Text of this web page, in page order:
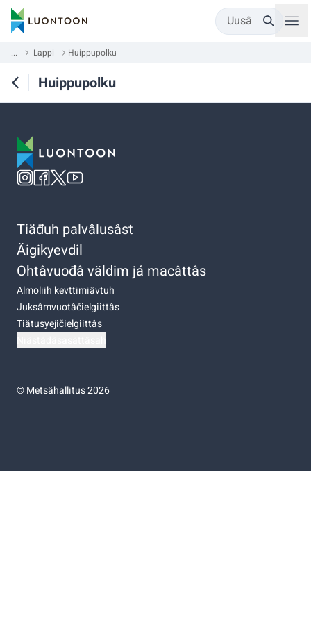
Uusâ
... Lappi Huippupolku
Huippupolku
Tiäđuh palvâlusâst
Äigikyevdil
Ohtâvuođâ väldim já macâttâs
Almoliih kevttimiävtuh
Juksâmvuotâčielgiittâs
Tiätusyejičielgiittâs
©Metsähallitus 2026